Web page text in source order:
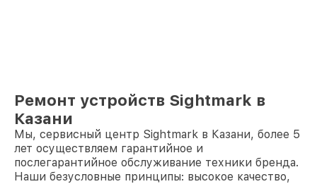
Ремонт устройств Sightmark в
Казани
Мы, сервисный центр Sightmark в Казани, более 5
лет осуществляем гарантийное и
послегарантийное обслуживание техники бренда.
Наши безусловные принципы: высокое качество,